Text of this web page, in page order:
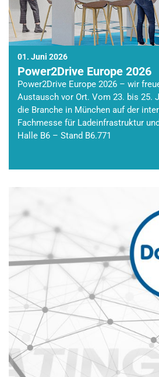
01. Juni 2026
Power2Drive Europe 2026
Power2Drive Europe 2026 – wir
Austausch vor Ort. Vom 23. bis 25.
die Branche in München auf der
Fachmesse für Ladeinfrastruktur
Halle B6 – Stand B6.771